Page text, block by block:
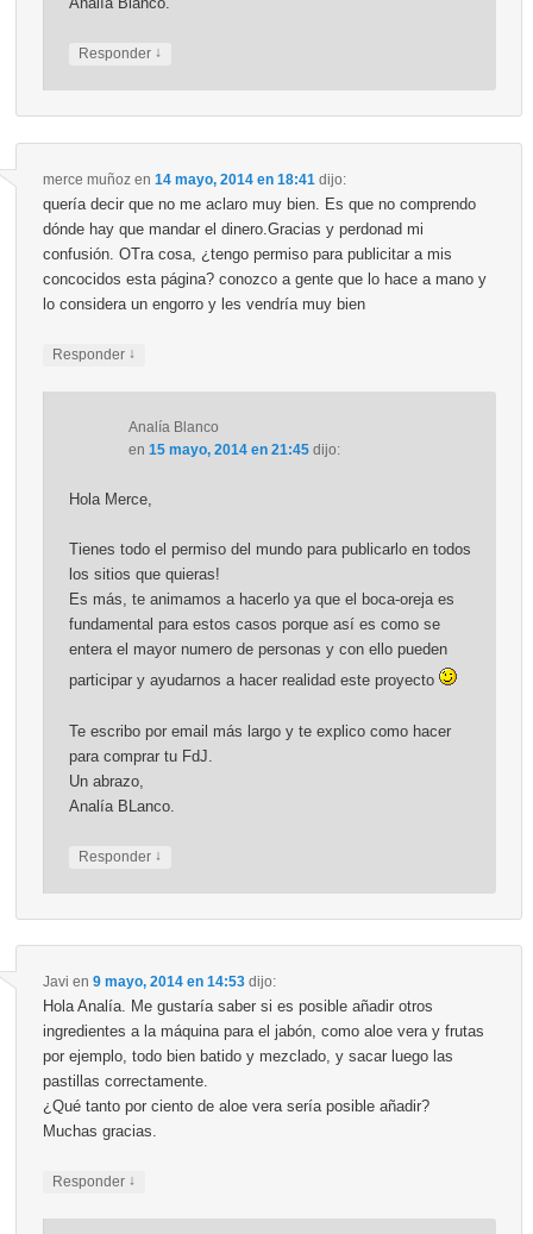
Responder ↓
merce muñozen 14 mayo, 2014 en 18:41 dijo:
quería decir que no me aclaro muy bien. Es que no comprendo
dónde hay que mandar el dinero.Gracias y perdonad mi
confusión. OTra cosa, ¿tengo permiso para publicitar a mis
concocidos esta página? conozco a gente que lo hace a mano y
lo considera un engorro y les vendría muy bien
Responder ↓
Analía Blanco
en 15 mayo, 2014 en 21:45 dijo:
Hola Merce,
Tienes todo el permiso del mundo para publicarlo en todos
los sitios que quieras!
Es más, te animamos a hacerlo ya que el boca-oreja es
fundamental para estos casos porque así es como se
entera el mayor numero de personas y con ello pueden
participar y ayudarnos a hacer realidad este proyecto
Te escribo por email más largo y te explico como hacer
para comprar tu FdJ.
Un abrazo,
Analía BLanco.
Responder ↓
Javi en 9 mayo, 2014 en 14:53 dijo:
Hola Analía. Me gustaría saber si es posible añadir otros
ingredientes a la máquina para el jabón, como aloe vera y frutas
por ejemplo, todo bien batido y mezclado, y sacar luego las
pastillas correctamente.
¿Qué tanto por ciento de aloe vera sería posible añadir?
Muchas gracias.
Responder ↓